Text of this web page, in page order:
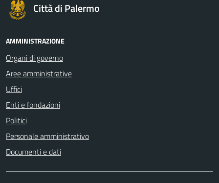
Città di Palermo
AMMINISTRAZIONE
Organi di governo
Aree amministrative
Uffici
Enti e fondazioni
Politici
Personale amministrativo
Documenti e dati